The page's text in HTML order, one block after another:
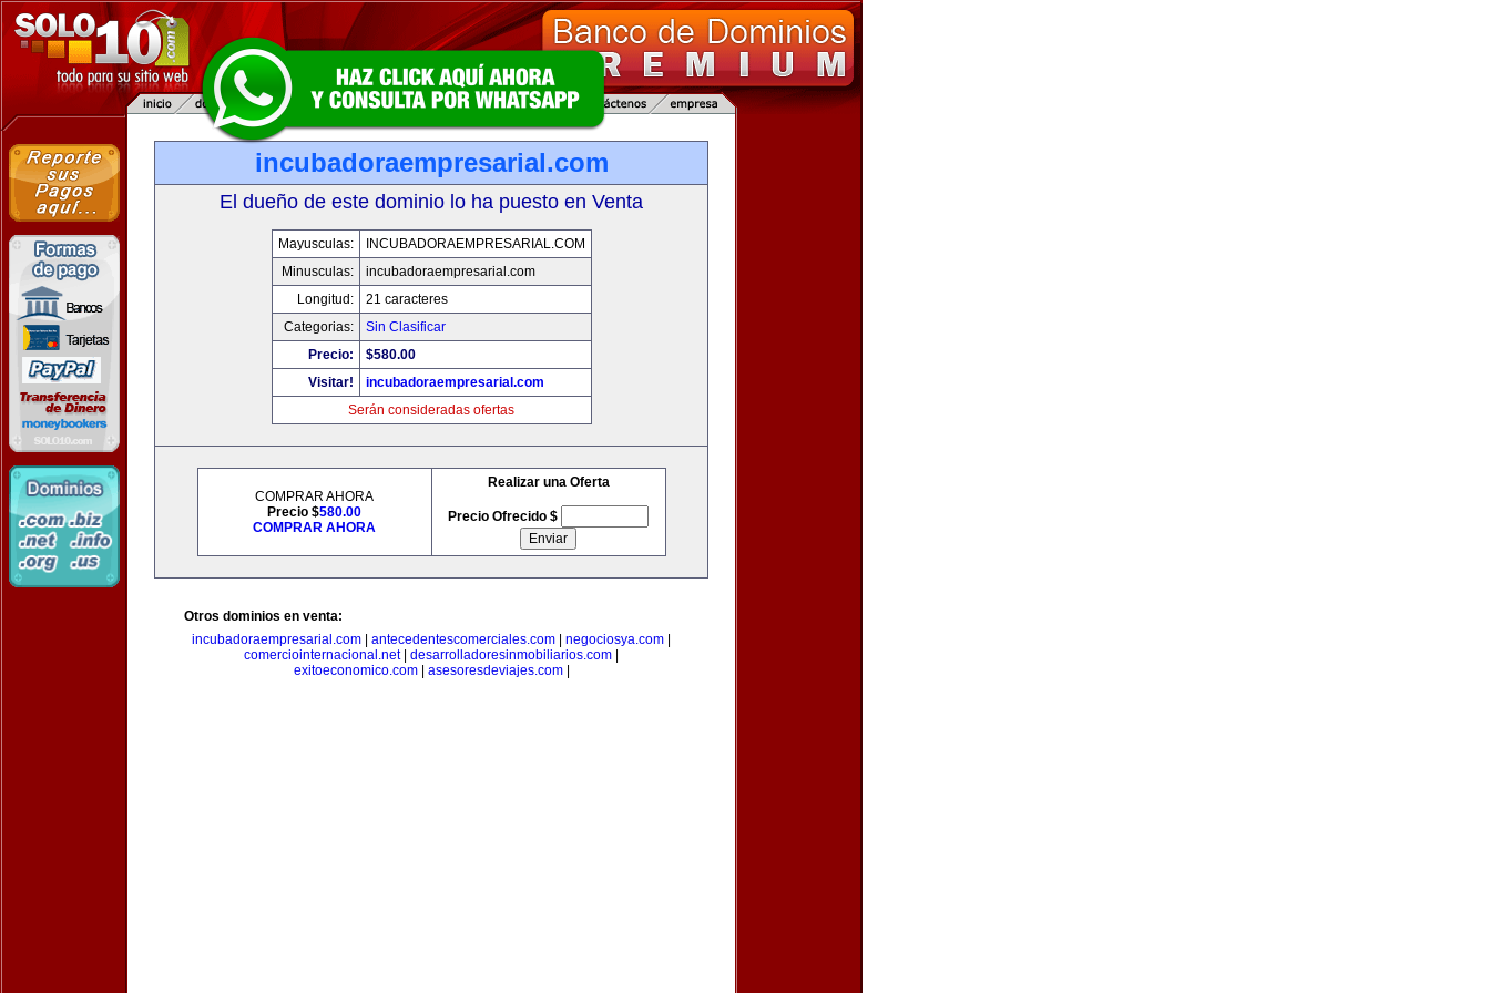
incubadoraempresarial.com
El dueño de este dominio lo ha puesto en Venta
Mayusculas:
INCUBADORAEMPRESARIAL.COM
Minusculas:
incubadoraempresarial.com
Longitud:
21 caracteres
Categorias:
Sin Clasificar
Precio:
$580.00
Visitar!
incubadoraempresarial.com
Serán consideradas ofertas
COMPRAR AHORA
Precio $580.00
COMPRAR AHORA
Realizar una Oferta
Precio Ofrecido $
Otros dominios en venta:
incubadoraempresarial.com
antecedentescomerciales.com negociosya.com
comerciointernacional.net| desarrolladoresinmobiliarios.com
exitoeconomico.com| asesoresdeviajes.com|